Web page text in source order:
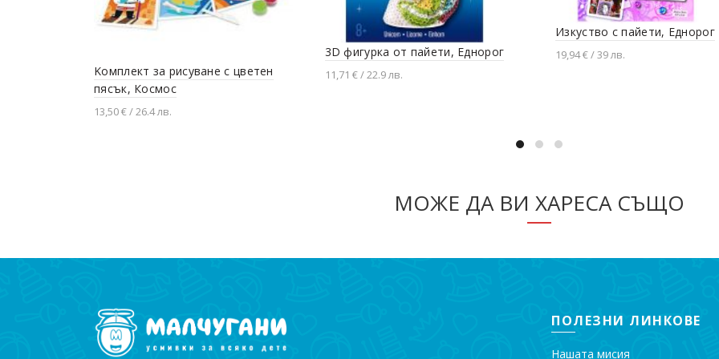
Kомплект за рисуване с цветен
пясък, Космос
13,50 € / 26.4 лв.
3D фигурка от пайети, Еднорог
11,71 € / 22.9 лв.
Изкуство с пайети, Еднорог
19,94 € / 39 лв.
МОЖЕ ДА ВИ ХАРЕСА СЪЩО
ПОЛЕЗНИ ЛИНКОВЕ
Нашата мисия